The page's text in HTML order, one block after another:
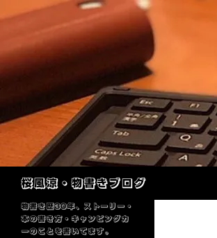
桜風涼・物書きブログ
物書き歴30年、ストーリー・
本の書き方・キャンピングカ
ーのことを書いてます。